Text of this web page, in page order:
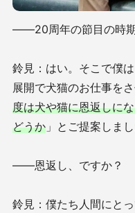
――20周年の節目の時期
鈴見：はい。そこで僕
展開で犬猫のお仕事を
度は犬や猫に恩返しに
どうか 」とご提案しまし
――恩返し、ですか？
鈴見：僕たち人間にと